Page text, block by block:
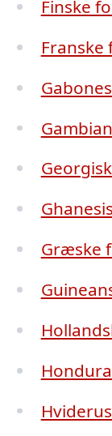
Finske
Græske